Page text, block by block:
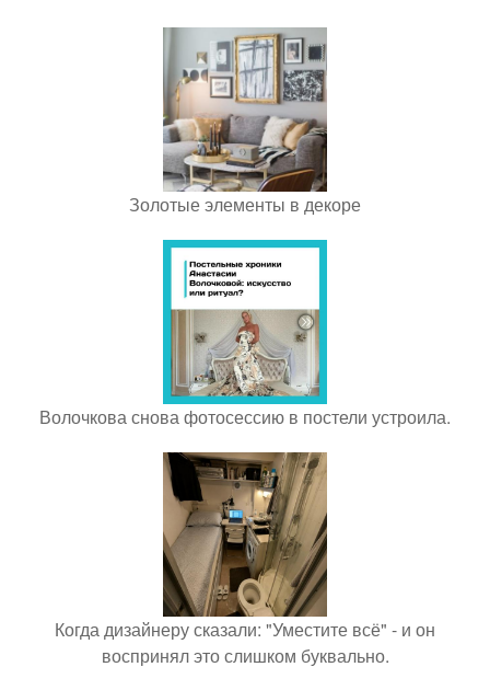
Золотые элементы в декоре
Волочкова снова фотосессию в постели устроила.
Когда дизайнеру сказали: "Уместите всё" - и он
воспринял это слишком буквально.